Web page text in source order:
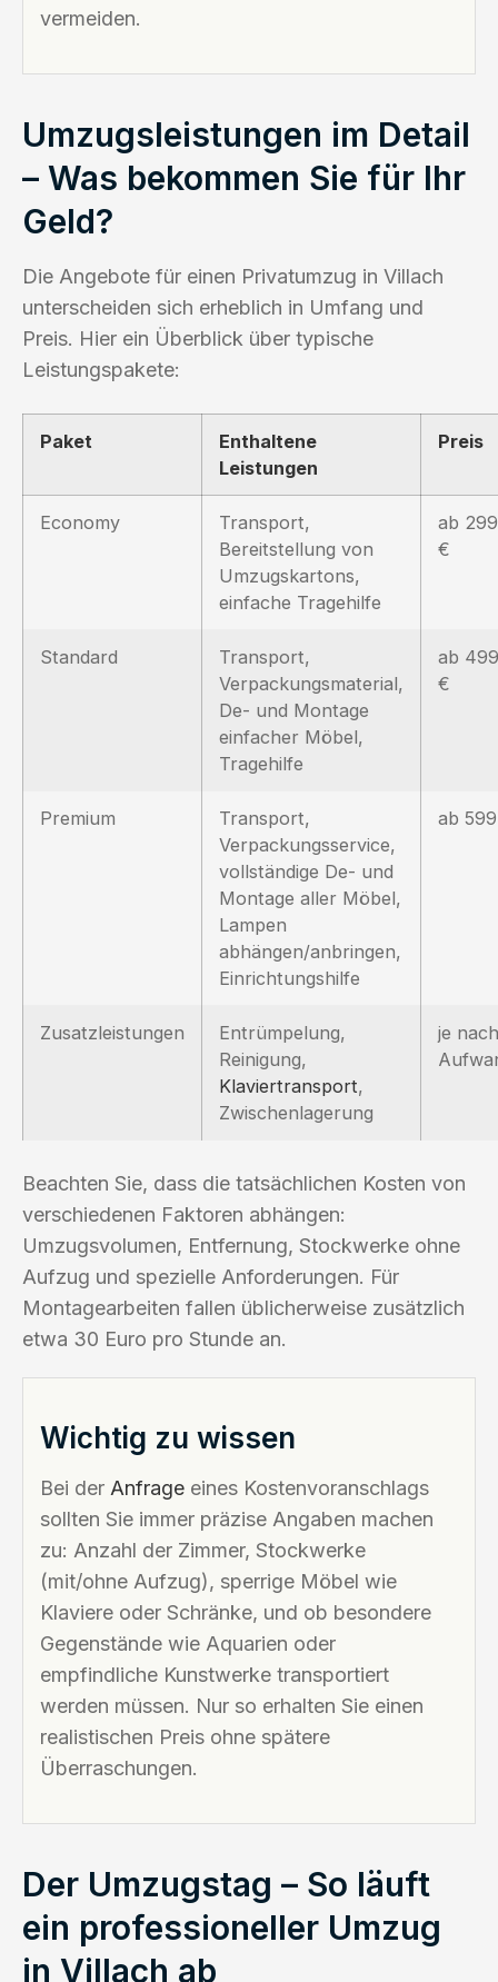
vermeiden.
Umzugsleistungen im Detail
– Was bekommen Sie für Ihr
Geld?
Die Angebote für einen Privatumzug in Villach
unterscheiden sich erheblich in Umfang und
Preis. Hier ein Überblick über typische
Leistungspakete:
Paket
Enthaltene
Leistungen
Preis
Economy
Transport,
Bereitstellung von
Umzugskartons,
einfache Tragehilfe
ab 299
€
Standard
Transport,
Verpackungsmaterial,
De- und Montage
einfacher Möbel,
Tragehilfe
ab 499
€
Premium
Transport,
Verpackungsservice,
vollständige De- und
Montage aller Möbel,
Lampen
abhängen/anbringen,
Einrichtungshilfe
ab
Zusatzleistungen
Entrümpelung,
Reinigung,
Klaviertransport,
Zwischenlagerung
je nach
Beachten Sie, dass die tatsächlichen Kosten von
verschiedenen Faktoren abhängen:
Umzugsvolumen, Entfernung, Stockwerke ohne
Aufzug und spezielle Anforderungen. Für
Montagearbeiten fallen üblicherweise zusätzlich
etwa 30 Euro pro Stunde an.
Wichtig zu wissen
Bei der Anfrage eines Kostenvoranschlags
sollten Sie immer präzise Angaben machen
zu: Anzahl der Zimmer, Stockwerke
(mit/ohne Aufzug), sperrige Möbel wie
Klaviere oder Schränke, und ob besondere
Gegenstände wie Aquarien oder
empfindliche Kunstwerke transportiert
werden müssen. Nur so erhalten Sie einen
realistischen Preis ohne spätere
Überraschungen.
Der Umzugstag – So läuft
ein professioneller Umzug
in Villach ab